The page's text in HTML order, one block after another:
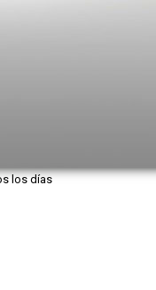
los días